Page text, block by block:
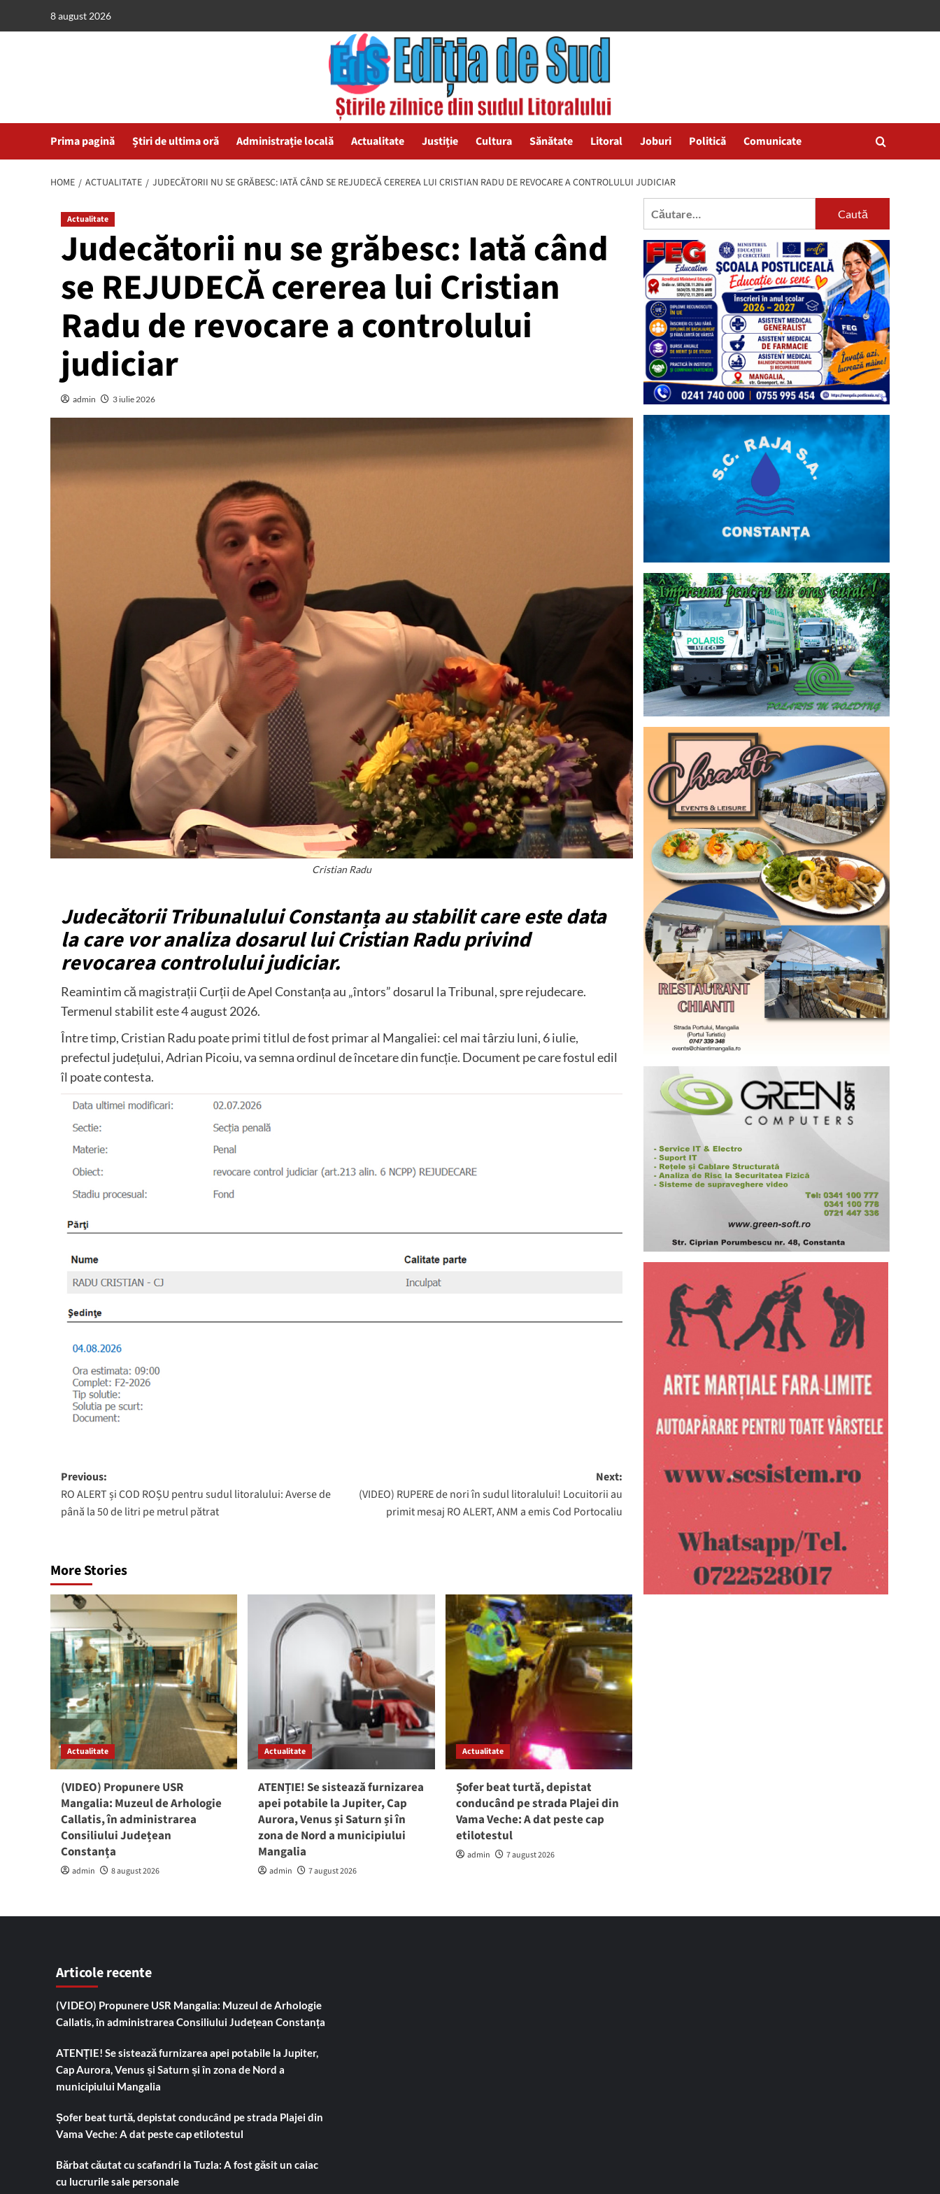
8 august 2026
Prima pagină Știri de ultima oră Administrație locală Actualitate Justiție Cultura Sănătate Litoral Joburi Politică Comunicate
HOME ACTUALITATE JUDECĂTORII NU SE GRĂBESC: IATĂ CÂND SE REJUDECĂ CEREREA LUI CRISTIAN RADU DE REVOCARE A CONTROLULUI JUDICIAR
Actualitate
Judecătorii nu se grăbesc: Iată când
se REJUDECĂ cererea lui Cristian
Radu de revocare a controlului
judiciar
admin 3 iulie 2026
Cristian Radu
Judecătorii Tribunalului Constanța au stabilit care este data
la care vor analiza dosarul lui Cristian Radu privind
revocarea controlului judiciar.
Reamintim că magistrații Curții de Apel Constanța au „întors” dosarul la Tribunal, spre rejudecare.
Termenul stabilit este 4 august 2026.
Între timp, Cristian Radu poate primi titlul de fost primar al Mangaliei: cel mai târziu luni, 6 iulie,
prefectul județului, Adrian Picoiu, va semna ordinul de încetare din funcție. Document pe care fostul edil
îl poate contesta.
Post
navigation
Previous:
RO ALERT și COD ROȘU pentru sudul litoralului: Averse de
până la 50 de litri pe metrul pătrat
Next:
(VIDEO) RUPERE de nori în sudul litoralului! Locuitorii au
primit mesaj RO ALERT, ANM a emis Cod Portocaliu
More Stories
Actualitate
(VIDEO) Propunere USR
Mangalia: Muzeul de Arhologie
Callatis, în administrarea
Consiliului Județean
Constanța
admin 8 august 2026
Actualitate
ATENȚIE! Se sistează furnizarea
apei potabile la Jupiter, Cap
Aurora, Venus și Saturn și în
zona de Nord a municipiului
Mangalia
admin 7 august 2026
Actualitate
Șofer beat turtă, depistat
conducând pe strada Plajei din
Vama Veche: A dat peste cap
etilotestul
admin 7 august 2026
Caută
Articole recente
(VIDEO) Propunere USR Mangalia: Muzeul de Arhologie
Callatis, în administrarea Consiliului Județean Constanța
ATENȚIE! Se sistează furnizarea apei potabile la Jupiter,
Cap Aurora, Venus și Saturn și în zona de Nord a
municipiului Mangalia
Șofer beat turtă, depistat conducând pe strada Plajei din
Vama Veche: A dat peste cap etilotestul
Bărbat căutat cu scafandri la Tuzla: A fost găsit un caiac
cu lucrurile sale personale